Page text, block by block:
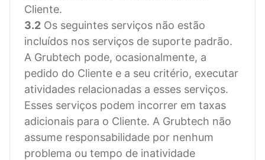
Cliente.
3.2 Os seguintes serviços não estão
incluídos nos serviços de suporte padrão.
A Grubtech pode, ocasionalmente, a
pedido do Cliente e a seu critério, executar
atividades relacionadas a esses serviços.
Esses serviços podem incorrer em taxas
adicionais para o Cliente. A Grubtech não
assume responsabilidade por nenhum
problema ou tempo de inatividade